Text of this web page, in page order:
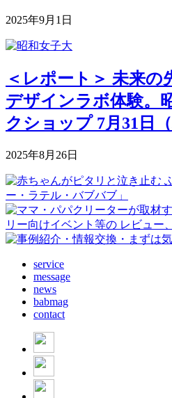
2025年9月1日
＜レポート＞ 未来の
デザインラボ体験。
クショップ 7月31日（
2025年8月26日
service
message
news
babmag
contact